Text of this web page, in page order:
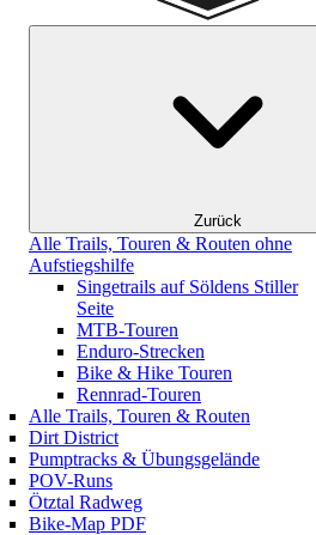
Zurück
Alle Trails, Touren & Routen ohne
Aufstiegshilfe
Singetrails auf Söldens Stiller
Seite
MTB-Touren
Enduro-Strecken
Bike & Hike Touren
Rennrad-Touren
Alle Trails, Touren & Routen
Dirt District
Pumptracks & Übungsgelände
POV-Runs
Ötztal Radweg
Bike-Map PDF